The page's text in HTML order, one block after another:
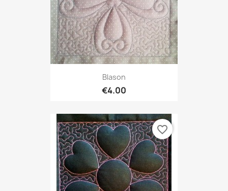
Blason
€4.00
favorite_border